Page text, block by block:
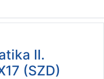
II.
(SZD)